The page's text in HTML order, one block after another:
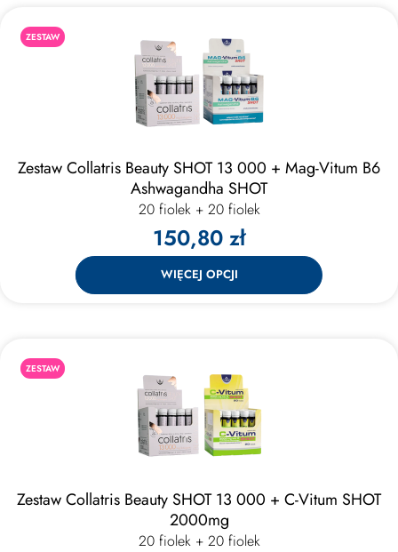
ZESTAW
Zestaw Collatris Beauty SHOT 13 000 + Mag-Vitum B6
Ashwagandha SHOT
20 fiolek + 20 fiolek
150,80 zł
WIĘCEJ OPCJI
ZESTAW
Zestaw Collatris Beauty SHOT 13 000 + C-Vitum SHOT
2000mg
20 fiolek + 20 fiolek